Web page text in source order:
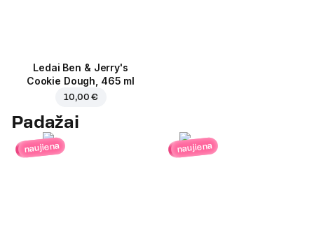
Ledai Ben & Jerry's
Cookie Dough, 465 ml
10,00 €
Padažai
naujiena naujiena